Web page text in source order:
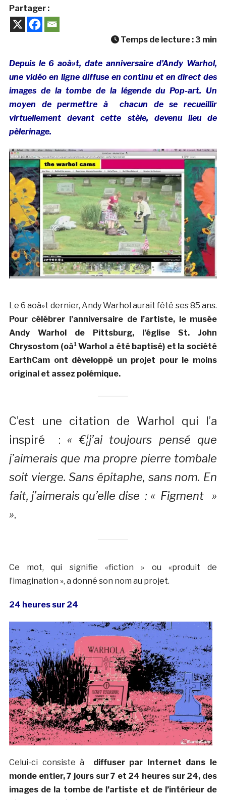
Partager :
Temps de lecture : 3 min
Depuis le 6 aoà»t, date anniversaire d’Andy Warhol,
une vidéo en ligne diffuse en continu et en direct des
images de la tombe de la légende du Pop-art. Un
moyen de permettre à chacun de se recueillir
virtuellement devant cette stèle, devenu lieu de
pèlerinage.
Le 6 aoà»t dernier, Andy Warhol aurait fêté ses 85 ans.
Pour célébrer l’anniversaire de l’artiste, le musée
Andy Warhol de Pittsburg, l’église St. John
Chrysostom (oà¹ Warhol a été baptisé) et la société
EarthCam ont développé un projet pour le moins
original et assez polémique.
C’est une citation de Warhol qui l’a
inspiré : « €¦j’ai toujours pensé que
j’aimerais que ma propre pierre tombale
soit vierge. Sans épitaphe, sans nom. En
fait, j’aimerais qu’elle dise : « Figment »
».
Ce mot, qui signifie «fiction » ou «produit de
l’imagination », a donné son nom au projet.
24 heures sur 24
Celui-ci consiste à diffuser par Internet dans le
monde entier, 7 jours sur 7 et 24 heures sur 24, des
images de la tombe de l’artiste et de l’intérieur de